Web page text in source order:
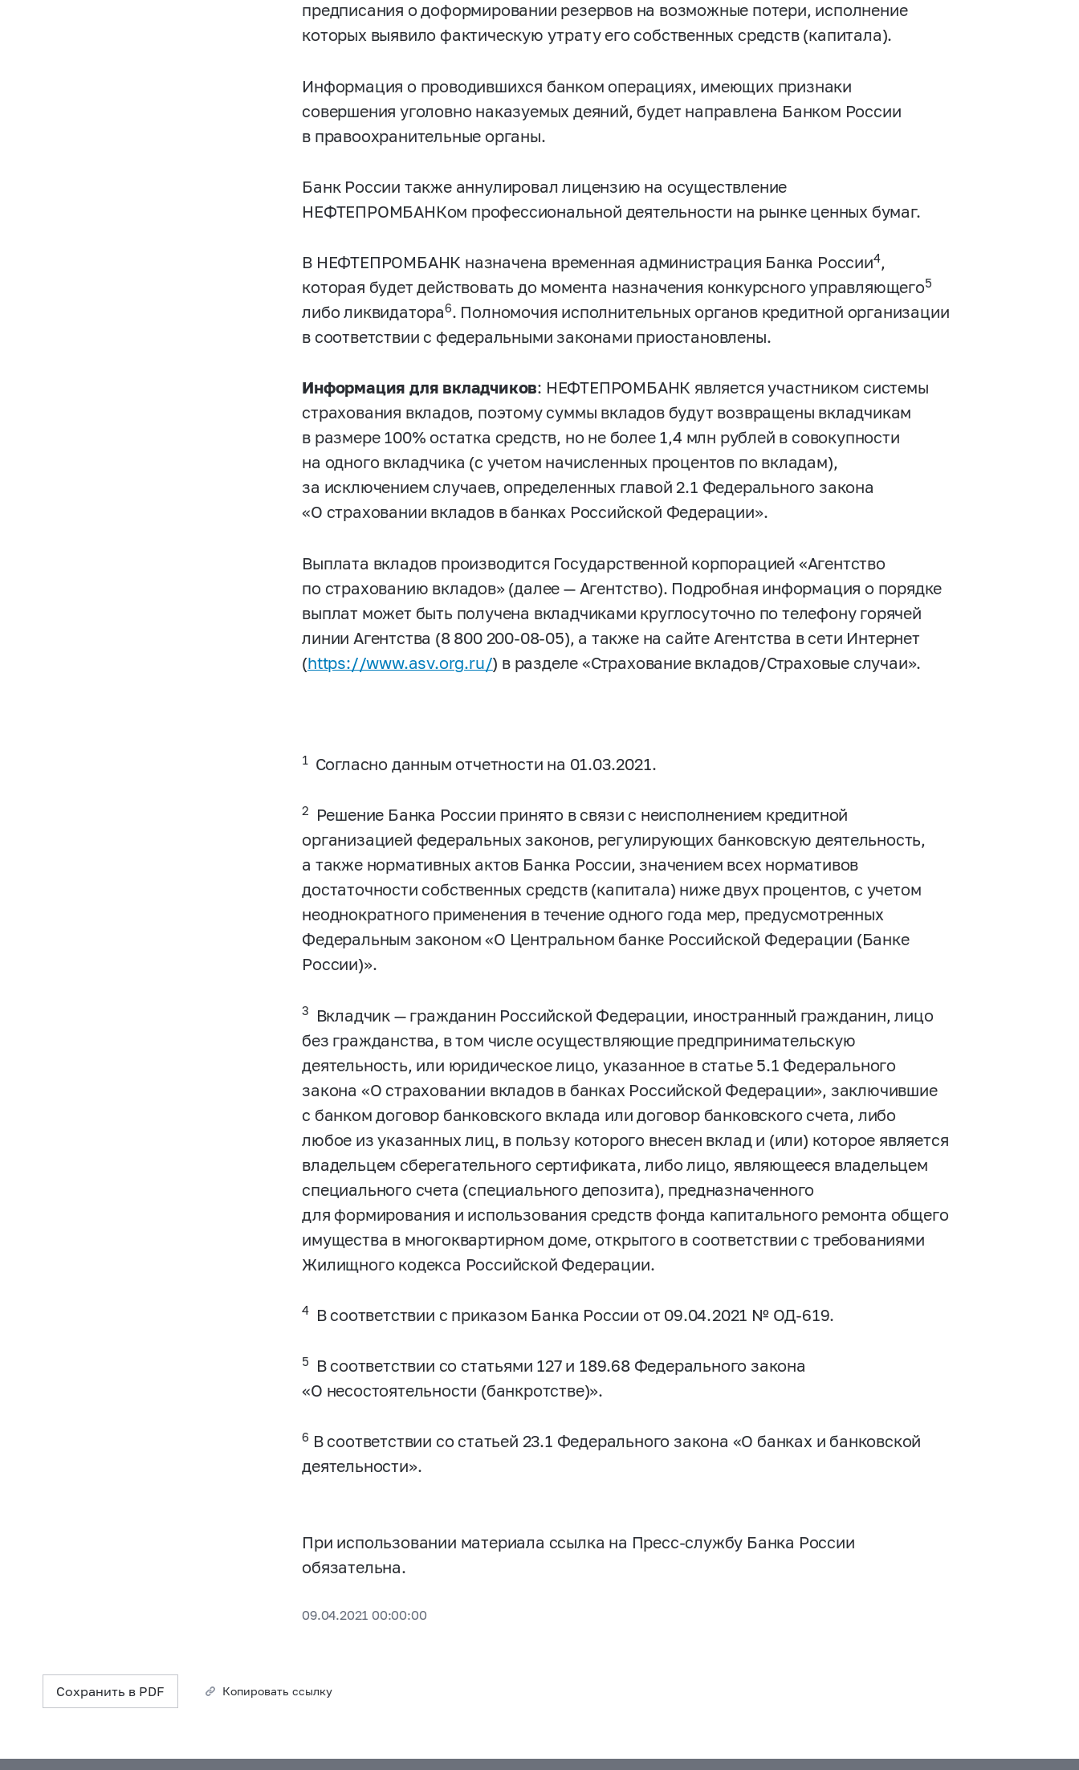
предписания о доформировании резервов на возможные потери, исполнение
которых выявило фактическую утрату его собственных средств (капитала).
Информация о проводившихся банком операциях, имеющих признаки
совершения уголовно наказуемых деяний, будет направлена Банком России
в правоохранительные органы.
Банк России также аннулировал лицензию на осуществление
НЕФТЕПРОМБАНКом профессиональной деятельности на рынке ценных бумаг.
В НЕФТЕПРОМБАНК назначена временная администрация Банка России4,
которая будет действовать до момента назначения конкурсного управляющего5
либо ликвидатора6. Полномочия исполнительных органов кредитной организации
в соответствии с федеральными законами приостановлены.
Информация для вкладчиков: НЕФТЕПРОМБАНК является участником системы
страхования вкладов, поэтому суммы вкладов будут возвращены вкладчикам
в размере 100% остатка средств, но не более 1,4 млн рублей в совокупности
на одного вкладчика (с учетом начисленных процентов по вкладам),
за исключением случаев, определенных главой 2.1 Федерального закона
«О страховании вкладов в банках Российской Федерации».
Выплата вкладов производится Государственной корпорацией «Агентство
по страхованию вкладов» (далее — Агентство). Подробная информация о порядке
выплат может быть получена вкладчиками круглосуточно по телефону горячей
линии Агентства (8 800 200-08-05), а также на сайте Агентства в сети Интернет
(https://www.asv.org.ru/) в разделе «Страхование вкладов/Страховые случаи».
1 Согласно данным отчетности на 01.03.2021.
2
Решение Банка России принято в связи с неисполнением кредитной
организацией федеральных законов, регулирующих банковскую деятельность,
а также нормативных актов Банка России, значением всех нормативов
достаточности собственных средств (капитала) ниже двух процентов, с учетом
неоднократного применения в течение одного года мер, предусмотренных
Федеральным законом «O Центральном банке Российской Федерации (Банке
России)».
3
Вкладчик — гражданин Российской Федерации, иностранный гражданин, лицо
без гражданства, в том числе осуществляющие предпринимательскую
деятельность, или юридическое лицо, указанное в статье 5.1 Федерального
закона «О страховании вкладов в банках Российской Федерации», заключившие
с банком договор банковского вклада или договор банковского счета, либо
любое из указанных лиц, в пользу которого внесен вклад и (или) которое является
владельцем сберегательного сертификата, либо лицо, являющееся владельцем
специального счета (специального депозита), предназначенного
для формирования и использования средств фонда капитального ремонта общего
имущества в многоквартирном доме, открытого в соответствии с требованиями
Жилищного кодекса Российской Федерации.
4 В соответствии с приказом Банка России от 09.04.2021 № ОД-619.
5
В соответствии со статьями 127 и 189.68 Федерального закона
«О несостоятельности (банкротстве)».
6 В соответствии со статьей 23.1 Федерального закона «О банках и банковской
деятельности».
При использовании материала ссылка на Пресс-службу Банка России
обязательна.
09.04.2021 00:00:00
Сохранить в PDF Копировать ссылку